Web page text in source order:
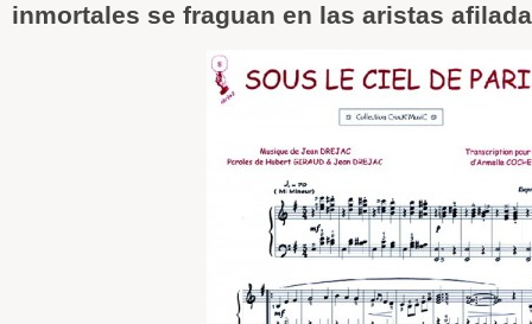
inmortales se fraguan en las aristas